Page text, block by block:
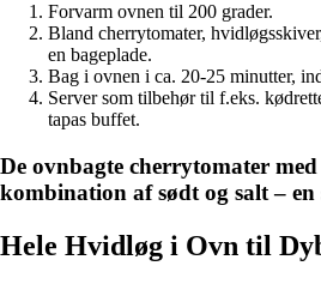
Forvarm ovnen til 200 grader.
Bland cherrytomater,
en bageplade.
Bag i ovnen i ca. 20-25 minutter,
Server som tilbehør til f.eks.
tapas buffet.
De ovnbagte cherrytomater
kombination af sødt og salt – en
Hele Hvidløg i Ovn til